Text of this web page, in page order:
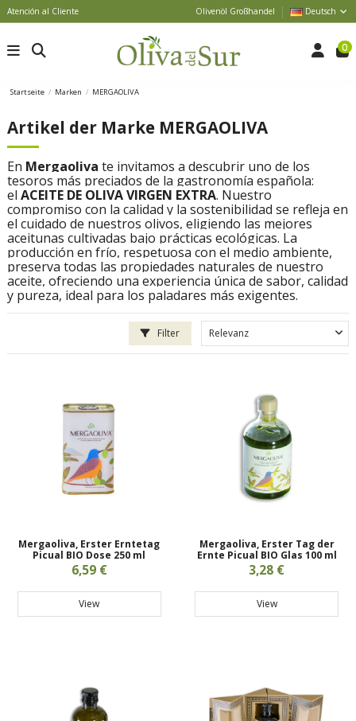
Atención al Cliente Olivenöl Großhandel Deutsch
0
Startseite Marken MERGAOLIVA
Artikel der Marke MERGAOLIVA
En Mergaoliva te invitamos a descubrir uno de los
tesoros más preciados de la gastronomía española:
el ACEITE DE OLIVA VIRGEN EXTRA. Nuestro
compromiso con la calidad y la sostenibilidad se refleja en
el cuidado de nuestros olivos, eligiendo las mejores
aceitunas cultivadas bajo prácticas ecológicas. La
producción en frío, respetuosa con el medio ambiente,
preserva todas las propiedades naturales de nuestro
aceite, ofreciendo una experiencia única de sabor, calidad
y pureza, ideal para los paladares más exigentes.
Filter
Mergaoliva, Erster Erntetag
Picual BIO Dose 250 ml
6,59 €
View
Mergaoliva, Erster Tag der
Ernte Picual BIO Glas 100 ml
3,28 €
View